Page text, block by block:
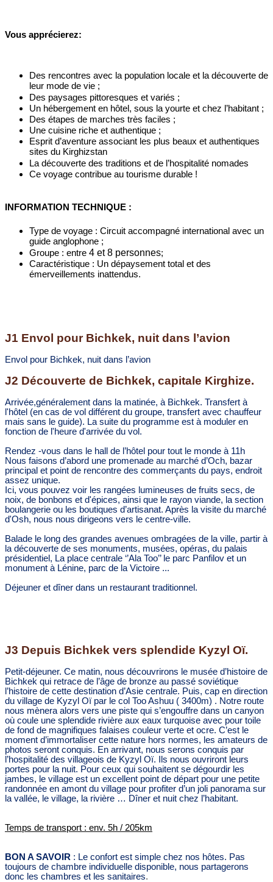
Vous apprécierez:
Des rencontres avec la population locale et la découverte de
leur mode de vie ;
Des paysages pittoresques et variés ;
Un hébergement en hôtel, sous la yourte et chez l’habitant ;
Des étapes de marches très faciles ;
Une cuisine riche et authentique ;
Esprit d’aventure associant les plus beaux et authentiques
sites du Kirghizstan
La découverte des traditions et de l’hospitalité nomades
Ce voyage contribue au tourisme durable !
INFORMATION TECHNIQUE :
Type de voyage : Circuit accompagné international avec un
guide anglophone ;
Groupe : entre 4 et 8 personnes;
Caractéristique : Un dépaysement total et des
émerveillements inattendus.
J1 Envol pour Bichkek, nuit dans l’avion
Envol pour Bichkek, nuit dans l’avion
J2 Découverte de Bichkek, capitale Kirghize.
Arrivée,généralement dans la matinée, à Bichkek. Transfert à
l'hôtel (en cas de vol différent du groupe, transfert avec chauffeur
mais sans le guide). La suite du programme est à moduler en
fonction de l'heure d'arrivée du vol.
Rendez -vous dans le hall de l’hôtel pour tout le monde à 11h
Nous faisons d’abord une promenade au marché d’Och, bazar
principal et point de rencontre des commerçants du pays, endroit
assez unique.
Ici, vous pouvez voir les rangées lumineuses de fruits secs, de
noix, de bonbons et d'épices, ainsi que le rayon viande, la section
boulangerie ou les boutiques d’artisanat. Après la visite du marché
d'Osh, nous nous dirigeons vers le centre-ville.
Balade le long des grandes avenues ombragées de la ville, partir à
la découverte de ses monuments, musées, opéras, du palais
présidentiel, La place centrale ‘’Ala Too’’ le parc Panfilov et un
monument à Lénine, parc de la Victoire ...
Déjeuner et dîner dans un restaurant traditionnel.
J3 Depuis Bichkek vers splendide Kyzyl Oï.
Petit-déjeuner. Ce matin, nous découvrirons le musée d’histoire de
Bichkek qui retrace de l’âge de bronze au passé soviétique
l’histoire de cette destination d’Asie centrale. Puis, cap en direction
du village de Kyzyl Oï par le col Too Ashuu ( 3400m) . Notre route
nous mènera alors vers une piste qui s’engouffre dans un canyon
où coule une splendide rivière aux eaux turquoise avec pour toile
de fond de magnifiques falaises couleur verte et ocre. C’est le
moment d’immortaliser cette nature hors normes, les amateurs de
photos seront conquis. En arrivant, nous serons conquis par
l’hospitalité des villageois de Kyzyl Oï. Ils nous ouvriront leurs
portes pour la nuit. Pour ceux qui souhaitent se dégourdir les
jambes, le village est un excellent point de départ pour une petite
randonnée en amont du village pour profiter d’un joli panorama sur
la vallée, le village, la rivière … Dîner et nuit chez l’habitant.
Temps de transport : env. 5h / 205km
BON A SAVOIR : Le confort est simple chez nos hôtes. Pas
toujours de chambre individuelle disponible, nous partagerons
donc les chambres et les sanitaires.